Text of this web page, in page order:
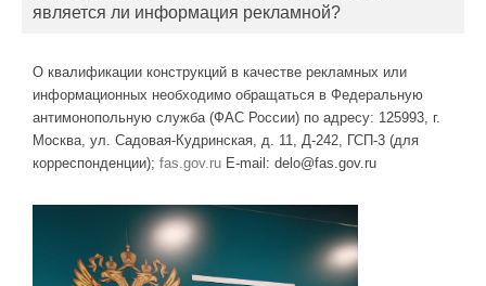
является ли информация рекламной?
О квалификации конструкций в качестве рекламных или
информационных необходимо обращаться в Федеральную
антимонопольную служба (ФАС России) по адресу: 125993, г.
Москва, ул. Садовая-Кудринская, д. 11, Д-242, ГСП-3 (для
корреспонденции); fas.gov.ru E-mail: delo@fas.gov.ru